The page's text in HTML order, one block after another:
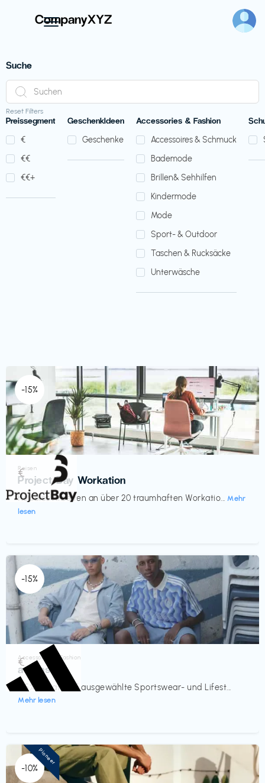
Suche
Reset Filters
Preissegment
€‎
€‎€‎
€‎€‎+
GeschenkIdeen
Geschenke
Accessories & Fashion
Accessoires & Schmuck
Bademode
Brillen& Sehhilfen
Kindermode
Mode
Sport- & Outdoor
Taschen & Rucksäcke
Unterwäsche
-15%
Reisen
Project Bay Workation
flexibles Arbeiten an über 20 traumhaften Workatio... Mehr
lesen
€‎
-15%
Accessoires & Fashion
adidas
-15% Rabatt auf ausgewählte Sportswear- und Lifest...
Mehr lesen
€‎
-10%
Pioneer